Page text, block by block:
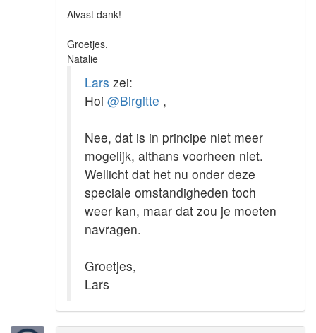
Alvast dank!
Groetjes,
Natalie
Lars zei:
Hoi @Birgitte ,
Nee, dat is in principe niet meer
mogelijk, althans voorheen niet.
Wellicht dat het nu onder deze
speciale omstandigheden toch
weer kan, maar dat zou je moeten
navragen.
Groetjes,
Lars